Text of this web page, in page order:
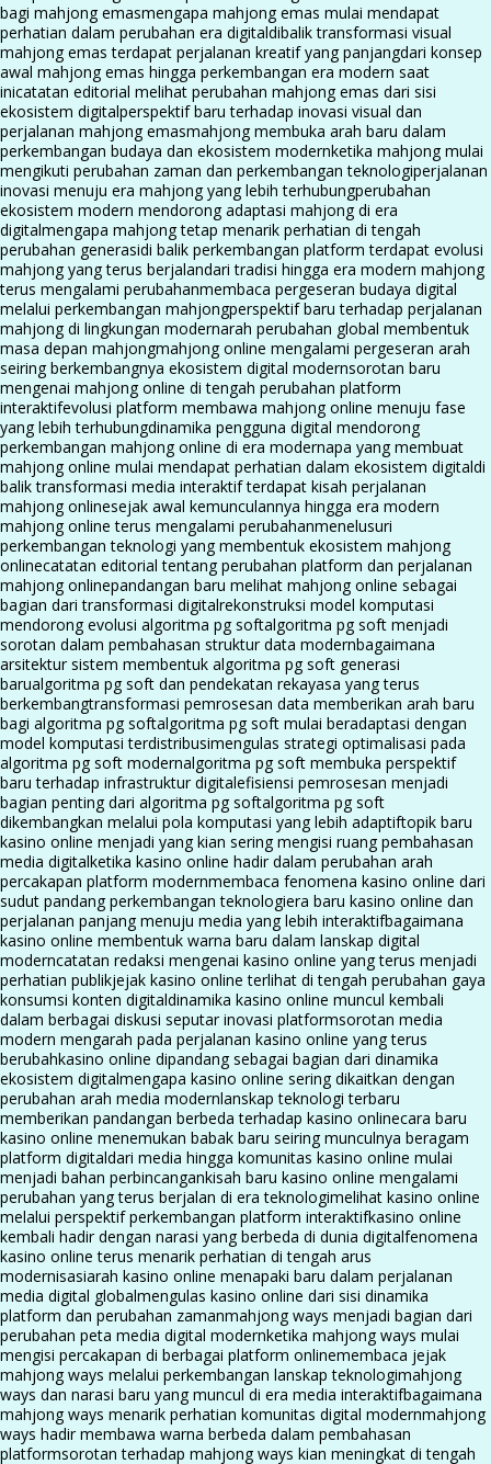
bagi mahjong emasmengapa mahjong emas mulai mendapat
perhatian dalam perubahan era digitaldibalik transformasi visual
mahjong emas terdapat perjalanan kreatif yang panjangdari konsep
awal mahjong emas hingga perkembangan era modern saat
inicatatan editorial melihat perubahan mahjong emas dari sisi
ekosistem digitalperspektif baru terhadap inovasi visual dan
perjalanan mahjong emasmahjong membuka arah baru dalam
perkembangan budaya dan ekosistem modernketika mahjong mulai
mengikuti perubahan zaman dan perkembangan teknologiperjalanan
inovasi menuju era mahjong yang lebih terhubungperubahan
ekosistem modern mendorong adaptasi mahjong di era
digitalmengapa mahjong tetap menarik perhatian di tengah
perubahan generasidi balik perkembangan platform terdapat evolusi
mahjong yang terus berjalandari tradisi hingga era modern mahjong
terus mengalami perubahanmembaca pergeseran budaya digital
melalui perkembangan mahjongperspektif baru terhadap perjalanan
mahjong di lingkungan modernarah perubahan global membentuk
masa depan mahjongmahjong online mengalami pergeseran arah
seiring berkembangnya ekosistem digital modernsorotan baru
mengenai mahjong online di tengah perubahan platform
interaktifevolusi platform membawa mahjong online menuju fase
yang lebih terhubungdinamika pengguna digital mendorong
perkembangan mahjong online di era modernapa yang membuat
mahjong online mulai mendapat perhatian dalam ekosistem digitaldi
balik transformasi media interaktif terdapat kisah perjalanan
mahjong onlinesejak awal kemunculannya hingga era modern
mahjong online terus mengalami perubahanmenelusuri
perkembangan teknologi yang membentuk ekosistem mahjong
onlinecatatan editorial tentang perubahan platform dan perjalanan
mahjong onlinepandangan baru melihat mahjong online sebagai
bagian dari transformasi digitalrekonstruksi model komputasi
mendorong evolusi algoritma pg softalgoritma pg soft menjadi
sorotan dalam pembahasan struktur data modernbagaimana
arsitektur sistem membentuk algoritma pg soft generasi
barualgoritma pg soft dan pendekatan rekayasa yang terus
berkembangtransformasi pemrosesan data memberikan arah baru
bagi algoritma pg softalgoritma pg soft mulai beradaptasi dengan
model komputasi terdistribusimengulas strategi optimalisasi pada
algoritma pg soft modernalgoritma pg soft membuka perspektif
baru terhadap infrastruktur digitalefisiensi pemrosesan menjadi
bagian penting dari algoritma pg softalgoritma pg soft
dikembangkan melalui pola komputasi yang lebih adaptiftopik baru
kasino online menjadi yang kian sering mengisi ruang pembahasan
media digitalketika kasino online hadir dalam perubahan arah
percakapan platform modernmembaca fenomena kasino online dari
sudut pandang perkembangan teknologiera baru kasino online dan
perjalanan panjang menuju media yang lebih interaktifbagaimana
kasino online membentuk warna baru dalam lanskap digital
moderncatatan redaksi mengenai kasino online yang terus menjadi
perhatian publikjejak kasino online terlihat di tengah perubahan gaya
konsumsi konten digitaldinamika kasino online muncul kembali
dalam berbagai diskusi seputar inovasi platformsorotan media
modern mengarah pada perjalanan kasino online yang terus
berubahkasino online dipandang sebagai bagian dari dinamika
ekosistem digitalmengapa kasino online sering dikaitkan dengan
perubahan arah media modernlanskap teknologi terbaru
memberikan pandangan berbeda terhadap kasino onlinecara baru
kasino online menemukan babak baru seiring munculnya beragam
platform digitaldari media hingga komunitas kasino online mulai
menjadi bahan perbincangankisah baru kasino online mengalami
perubahan yang terus berjalan di era teknologimelihat kasino online
melalui perspektif perkembangan platform interaktifkasino online
kembali hadir dengan narasi yang berbeda di dunia digitalfenomena
kasino online terus menarik perhatian di tengah arus
modernisasiarah kasino online menapaki baru dalam perjalanan
media digital globalmengulas kasino online dari sisi dinamika
platform dan perubahan zamanmahjong ways menjadi bagian dari
perubahan peta media digital modernketika mahjong ways mulai
mengisi percakapan di berbagai platform onlinemembaca jejak
mahjong ways melalui perkembangan lanskap teknologimahjong
ways dan narasi baru yang muncul di era media interaktifbagaimana
mahjong ways menarik perhatian komunitas digital modernmahjong
ways hadir membawa warna berbeda dalam pembahasan
platformsorotan terhadap mahjong ways kian meningkat di tengah